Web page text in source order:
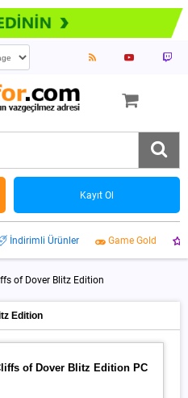
Kayıt Ol
İndirimli Ürünler Game Gold
of Dover Blitz Edition
Edition
of Dover Blitz Edition PC